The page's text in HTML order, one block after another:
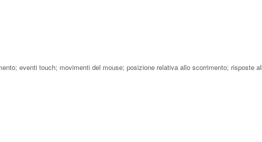
eventi touch; movimenti del mouse; posizione relativa allo scorrimento; risposte